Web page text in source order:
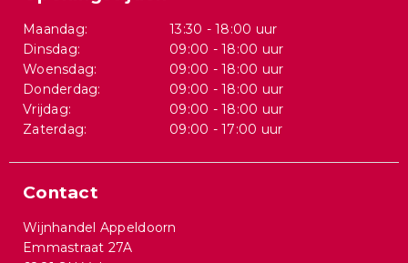
Maandag:
13:30 - 18:00 uur
Dinsdag:
09:00 - 18:00 uur
Woensdag:
09:00 - 18:00 uur
Donderdag:
09:00 - 18:00 uur
Vrijdag:
09:00 - 18:00 uur
Zaterdag:
09:00 - 17:00 uur
Contact
Wijnhandel Appeldoorn
Emmastraat 27A